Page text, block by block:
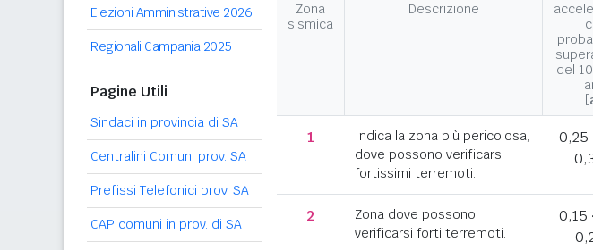
Elezioni Amministrative 2026
Regionali Campania 2025
Pagine Utili
Sindaci in provincia di SA
Centralini Comuni prov. SA
Prefissi Telefonici prov. SA
CAP comuni in prov. di SA
Zona
sismica
Descrizione
del
[
1
Indica la zona più pericolosa,
dove possono verificarsi
fortissimi terremoti.
0,25
2
Zona dove possono
verificarsi forti terremoti.
0,15